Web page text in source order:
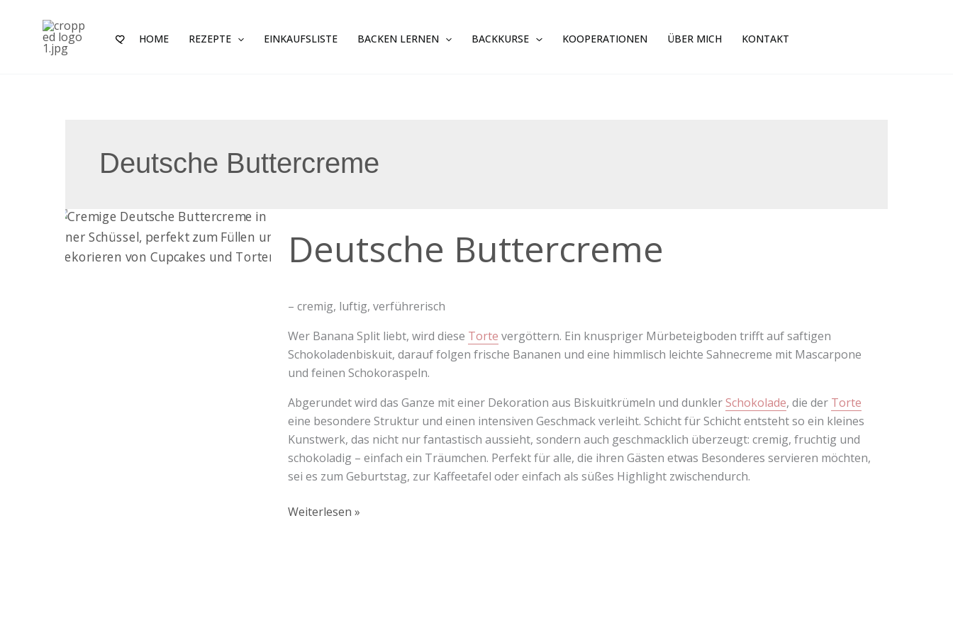
springen
HOME REZEPTE EINKAUFSLISTE BACKEN LERNEN BACKKURSE KOOPERATIONEN ÜBER MICH KONTAKT
Deutsche Buttercreme
Deutsche Buttercreme
– cremig, luftig, verführerisch
Wer Banana Split liebt, wird diese Torte vergöttern. Ein knuspriger Mürbeteigboden trifft auf saftigen
Schokoladenbiskuit, darauf folgen frische Bananen und eine himmlisch leichte Sahnecreme mit Mascarpone
und feinen Schokoraspeln.
Abgerundet wird das Ganze mit einer Dekoration aus Biskuitkrümeln und dunklerSchokolade, die der Torte
eine besondere Struktur und einen intensiven Geschmack verleiht. Schicht für Schicht entsteht so ein kleines
Kunstwerk, das nicht nur fantastisch aussieht, sondern auch geschmacklich überzeugt: cremig, fruchtig und
schokoladig – einfach ein Träumchen. Perfekt für alle, die ihren Gästen etwas Besonderes servieren möchten,
sei es zum Geburtstag, zur Kaffeetafel oder einfach als süßes Highlight zwischendurch.
Buttercreme
Weiterlesen »